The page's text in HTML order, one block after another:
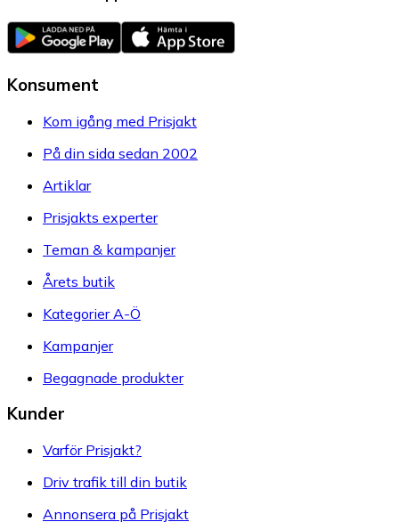
Konsument
Kom igång med Prisjakt
På din sida sedan 2002
Artiklar
Prisjakts experter
Teman & kampanjer
Årets butik
Kategorier A-Ö
Kampanjer
Begagnade produkter
Kunder
Varför Prisjakt?
Driv trafik till din butik
Annonsera på Prisjakt